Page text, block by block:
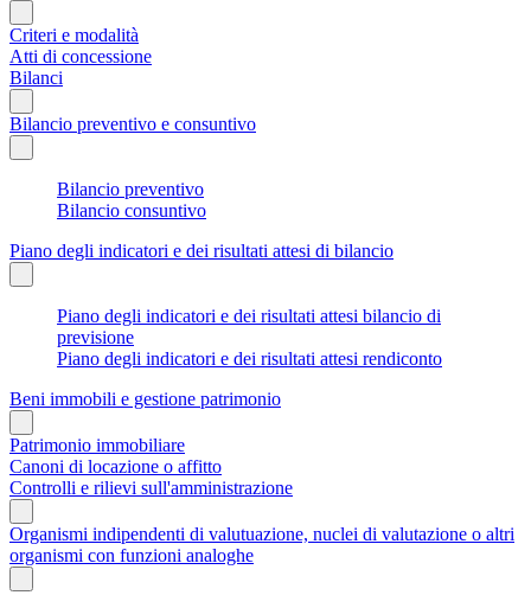
Criteri e modalità
Atti di concessione
Bilanci
Bilancio preventivo e consuntivo
Bilancio preventivo
Bilancio consuntivo
Piano degli indicatori e dei risultati attesi di bilancio
Piano degli indicatori e dei risultati attesi bilancio di
previsione
Piano degli indicatori e dei risultati attesi rendiconto
Beni immobili e gestione patrimonio
Patrimonio immobiliare
Canoni di locazione o affitto
Controlli e rilievi sull'amministrazione
Organismi indipendenti di valutuazione, nuclei di valutazione o altri
organismi con funzioni analoghe